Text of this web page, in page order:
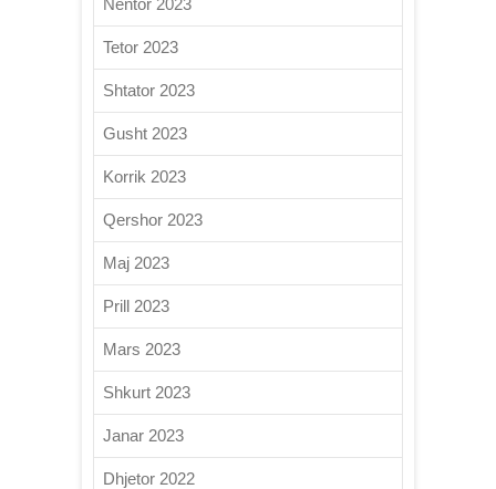
Tetor 2023
Shtator 2023
Gusht 2023
Korrik 2023
Qershor 2023
Maj 2023
Prill 2023
Mars 2023
Shkurt 2023
Janar 2023
Dhjetor 2022